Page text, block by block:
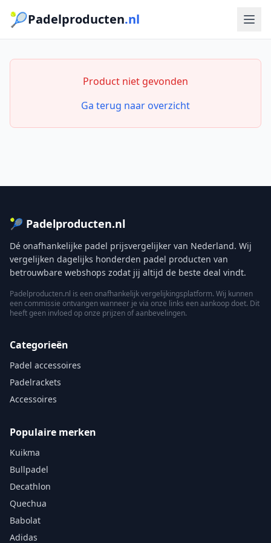
🎾Padelproducten.nl
Product niet gevonden
Ga terug naar overzicht
🎾 Padelproducten.nl
Dé onafhankelijke padel prijsvergelijker van Nederland. Wij
vergelijken dagelijks honderden padel producten van
betrouwbare webshops zodat jij altijd de beste deal vindt.
Padelproducten.nl is een onafhankelijk vergelijkingsplatform. Wij kunnen
een commissie ontvangen wanneer je via onze links een aankoop doet. Dit
heeft geen invloed op onze prijzen of aanbevelingen.
Categorieën
Padel accessoires
Padelrackets
Accessoires
Populaire merken
Kuikma
Bullpadel
Decathlon
Quechua
Babolat
Adidas